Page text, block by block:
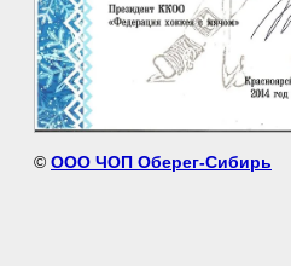
© OOO ЧОП Оберег-Сибирь